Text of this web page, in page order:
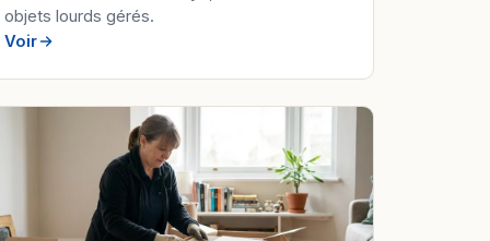
objets lourds gérés.
Voir